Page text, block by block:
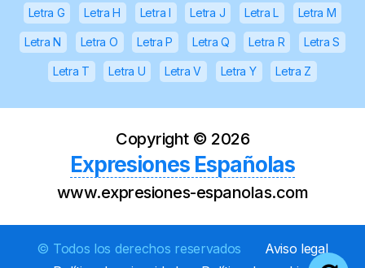
Letra G Letra H Letra I Letra J Letra L Letra M
Letra N Letra O Letra P Letra Q Letra R Letra S
Letra T Letra U Letra V Letra Y Letra Z
Copyright © 2026
Expresiones Españolas
www.expresiones-espanolas.com
© Todos los derechos reservados
Aviso legal